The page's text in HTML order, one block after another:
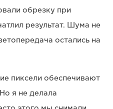
обрезку при
результат. Шума не
остались на
пиксели обеспечивают
я не делала